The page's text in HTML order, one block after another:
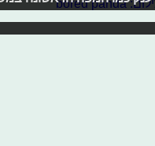
ומשחקית, שהצליחו